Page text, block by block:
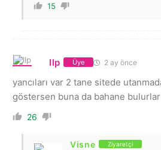
15
llp Üye 2 ay önce
yancıları var 2 tane sitede
göstersen buna da bahane bulurlar
26
Visne Ziyaretçi